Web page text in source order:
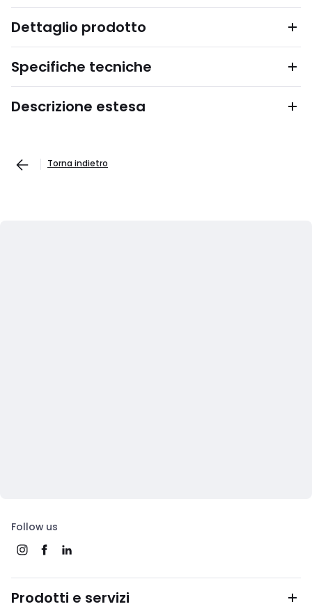
Dettaglio prodotto
Specifiche tecniche
Descrizione estesa
Torna indietro
Follow us
Prodotti e servizi